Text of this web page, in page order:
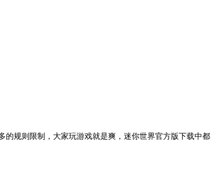
规则限制，大家玩游戏就是爽，迷你世界官方版下载中都